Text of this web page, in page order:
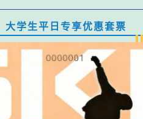
大学生平日专享优惠套票